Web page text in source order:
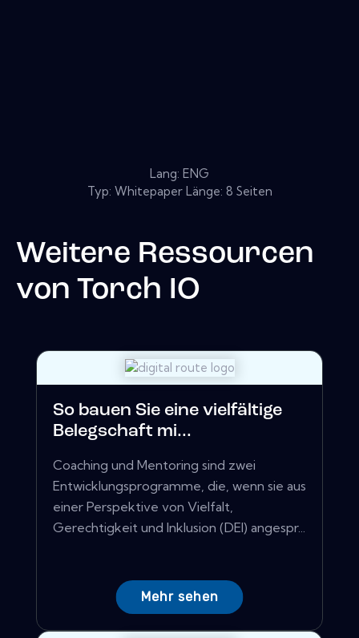
Lang: ENG
Typ: Whitepaper Länge: 8 Seiten
Weitere Ressourcen
von Torch IO
So bauen Sie eine vielfältige
Belegschaft mi...
Coaching und Mentoring sind zwei
Entwicklungsprogramme, die, wenn sie aus
einer Perspektive von Vielfalt,
Gerechtigkeit und Inklusion (DEI) angespr...
Mehr sehen